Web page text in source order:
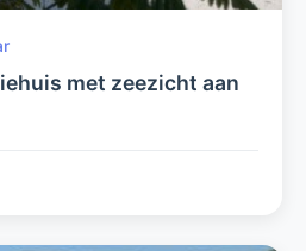
met zeezicht aan